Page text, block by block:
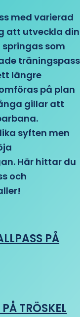
med varierad
att utveckla din
som
träningspass
längre
på plan
gillar att
syften men
Här hittar du
och
PÅ
TRÖSKEL